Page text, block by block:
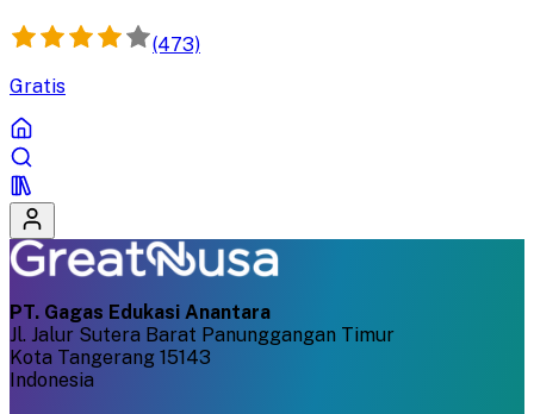
(473)
Gratis
PT. Gagas Edukasi Anantara
Jl. Jalur Sutera Barat Panunggangan Timur
Kota Tangerang 15143
Indonesia